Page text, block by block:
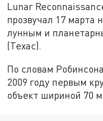
Lunar
прозвучал 17 марта
лунным и
(Техас).
По словам
2009 году первым
объект шириной 70